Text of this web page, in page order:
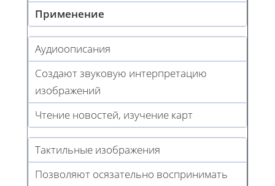
Применение
Аудиоописания
Создают звуковую интерпретацию
изображений
Чтение новостей, изучение карт
Тактильные изображения
Позволяют осязательно воспринимать